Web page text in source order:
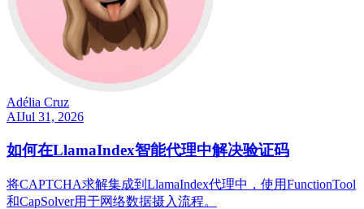
Adélia Cruz
AIJul 31, 2026
如何在LlamaIndex智能代理中解决验证码
将CAPTCHA求解集成到LlamaIndex代理中，使用FunctionTool
和CapSolver用于网络数据摄入流程。